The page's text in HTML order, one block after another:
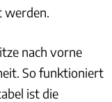
nach vorne
So funktioniert
ist die